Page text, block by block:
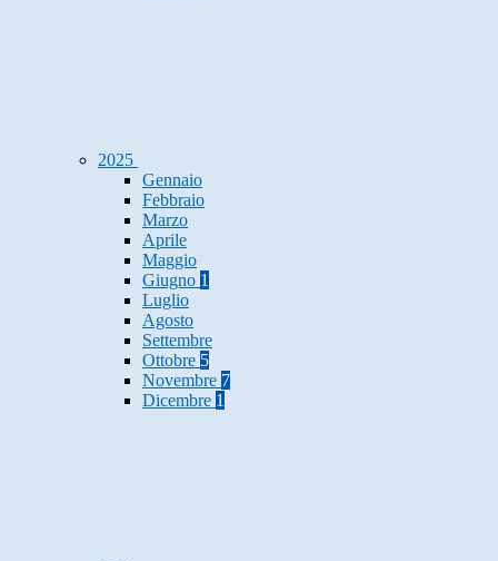
2025
Gennaio
Febbraio
Marzo
Aprile
Maggio
Giugno 1
Luglio
Agosto
Settembre
Ottobre 5
Novembre 7
Dicembre 1